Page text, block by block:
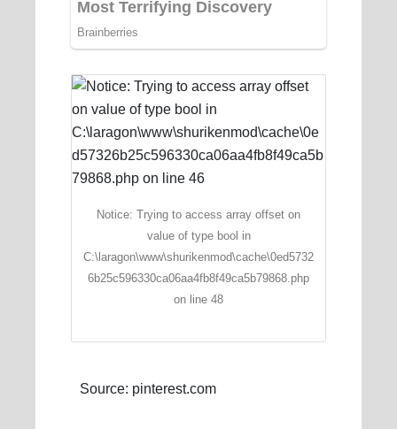
Notice: Trying to access array offset on
value of type bool in
C:\laragon\www\shurikenmod\cache\0ed5732
6b25c596330ca06aa4fb8f49ca5b79868.php
on line 48
Source: pinterest.com